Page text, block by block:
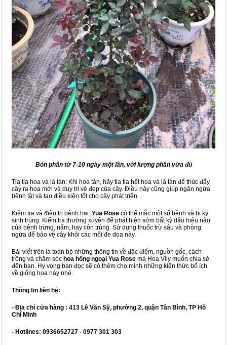
Bón phân từ 7-10 ngày một lần, với lượng phân vừa đủ
Tỉa tỉa hoa và lá tàn: Khi hoa tàn, hãy tỉa tỉa hết hoa và lá tàn để thúc đẩy
cây ra hoa mới và duy trì vẻ đẹp của cây. Điều này cũng giúp ngăn ngừa
bệnh tật và tạo điều kiện tốt cho cây phát triển.
Kiểm tra và điều trị bệnh hại: Yua Rose có thể mắc một số bệnh và bị ký
sinh trùng. Kiểm tra thường xuyên để phát hiện sớm bất kỳ dấu hiệu nào
của bệnh trừng, nấm, hay côn trùng. Sử dụng thuốc trừ sâu và phòng
ngừa để bảo vệ cây khỏi các mối đe dọa này.
Bài viết trên là toàn bộ những thông tin về đặc điểm, nguồn gốc, cách
trồng và chăm sóc hoa hồng ngoại Yua Rose mà Hoa Vily muốn chia sẻ
đến bạn. Hy vọng bạn đọc sẽ có thêm cho mình những kiến thức bổ ích
về giống hoa này nhé.
Thông tin liên hệ:
- Địa chỉ cửa hàng : 413 Lê Văn Sỹ, phường 2, quận Tân Bình, TP Hồ
Chí Minh
- Hotlines: 0936652727 - 0977 301 303